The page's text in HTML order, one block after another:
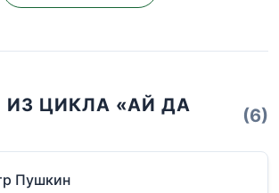
ИЗ ЦИКЛА «АЙ ДА
(6)
Пушкин